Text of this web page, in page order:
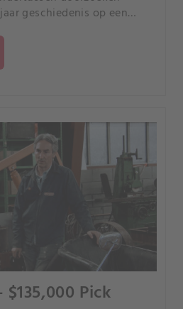
geschiedenis op een
Pick